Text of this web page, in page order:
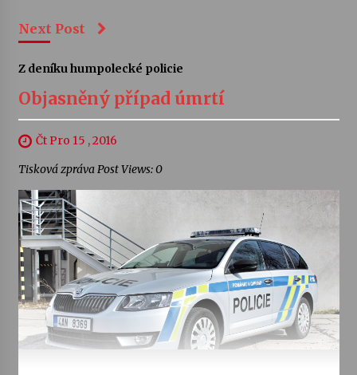
Next Post
Z deníku humpolecké policie
Objasněný případ úmrtí
Čt Pro 15 , 2016
Tisková zpráva Post Views: 0